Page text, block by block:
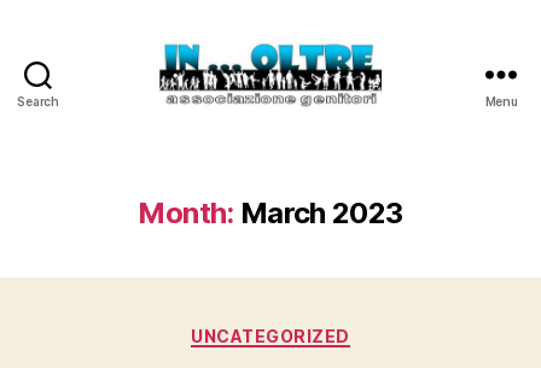
Search Menu
Month: March 2023
Categories
UNCATEGORIZED